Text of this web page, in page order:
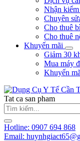
Nhận
Chuyên
Cho thuê
Cho thuê
Khuyến mãi
Giảm 30
Mua máy
Khuyến
Tat ca san pham
Hotline: 0907 694 868
Email: